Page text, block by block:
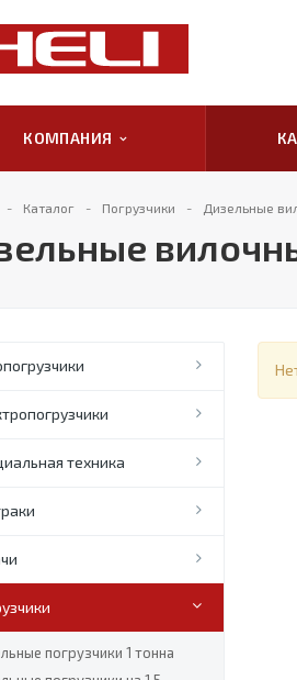
КОМПАНИЯ
Каталог Погрузчики Дизельные
техника
погрузчики 1 тонна